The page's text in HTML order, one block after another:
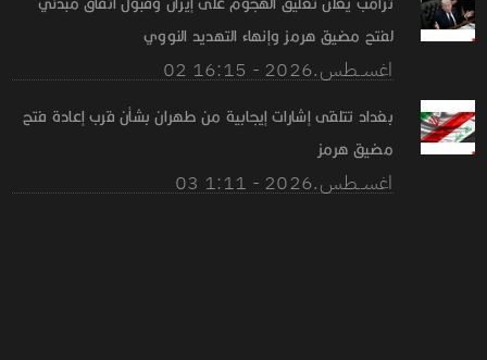
لفتح مضيق هرمز وإنهاء التهديد النووي
02 اغســطس.2026 - 16:15
بغداد تتلقى إشارات إيجابية من طهران بشأن قرب إعادة فتح
مضيق هرمز
03 اغســطس.2026 - 1:11